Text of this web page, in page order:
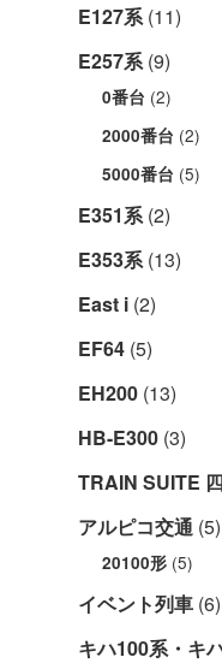
E127系(11)
E257系(9)
0番台 (2)
2000番台 (2)
5000番台 (5)
E351系(2)
E353系(13)
East i (2)
EF64 (5)
EH200 (13)
HB-E300 (3)
TRAIN SUITE
アルピコ交通 (5)
20100形 (5)
イベント列車 (6)
キハ100系・キ